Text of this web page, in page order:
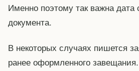
Именно поэтому так важна дата
документа.
В некоторых случаях пишется
ранее оформленного